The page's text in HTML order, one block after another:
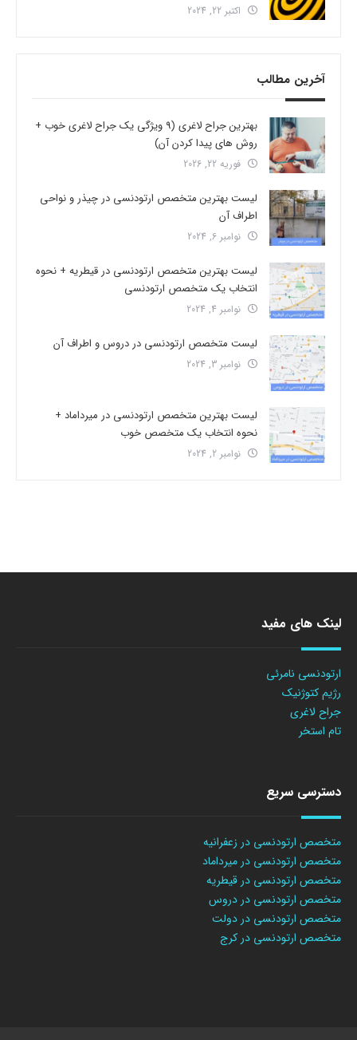
اکتبر 22, 2024
آخرین مطالب
بهترین جراح لاغری (9 ویژگی یک جراح لاغری خوب +
روش های پیدا کردن آن)
فوریه 22, 2026
لیست بهترین متخصص ارتودنسی در چیذر و نواحی
اطراف آن
نوامبر 6, 2024
لیست بهترین متخصص ارتودنسی در قیطریه + نحوه
انتخاب یک متخصص ارتودنسی
نوامبر 4, 2024
لیست متخصص ارتودنسی در دروس و اطراف آن
نوامبر 3, 2024
لیست بهترین متخصص ارتودنسی در میرداماد +
نحوه انتخاب یک متخصص خوب
نوامبر 2, 2024
لینک های مفید
ارتودنسی نامرئی
رژیم کتوژنیک
جراح لاغری
تام استخر
دسترسی سریع
متخصص ارتودنسی در زعفرانیه
متخصص ارتودنسی در میرداماد
متخصص ارتودنسی در قیطریه
متخصص ارتودنسی در دروس
متخصص ارتودنسی در دولت
متخصص ارتودنسی در کرج